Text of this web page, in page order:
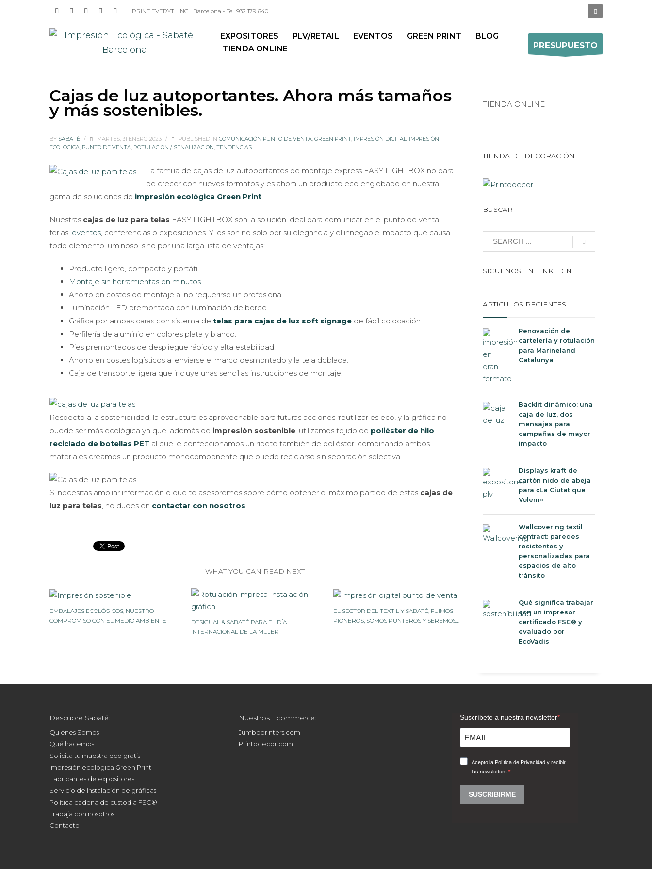
PRINT EVERYTHING | Barcelona - Tel. 932 179 640
EXPOSITORES PLV/RETAIL EVENTOS GREEN PRINT
BLOG
TIENDA ONLINE
PRESUPUESTO
Cajas de luz autoportantes. Ahora más tamaños
y más sostenibles.
BY SABATÉ / MARTES, 31 ENERO 2023 / PUBLISHED IN COMUNICACIÓN PUNTO DE VENTA, GREEN PRINT, IMPRESIÓN DIGITAL, IMPRESIÓN
ECOLÓGICA, PUNTO DE VENTA, ROTULACIÓN / SEÑALIZACIÓN, TENDENCIAS
La familia de cajas de luz autoportantes de montaje express EASY LIGHTBOX no para
de crecer con nuevos formatos y es ahora un producto eco englobado en nuestra
gama de soluciones de impresión ecológica Green Print.
Nuestras cajas de luz para telas EASY LIGHTBOX son la solución ideal para comunicar en el punto de venta,
ferias, eventos, conferencias o exposiciones. Y los son no solo por su elegancia y el innegable impacto que causa
todo elemento luminoso, sino por una larga lista de ventajas:
Producto ligero, compacto y portátil.
Montaje sin herramientas en minutos.
Ahorro en costes de montaje al no requerirse un profesional.
Iluminación LED premontada con iluminación de borde.
Gráfica por ambas caras con sistema de telas para cajas de luz soft signage de fácil colocación.
Perfilería de aluminio en colores plata y blanco.
Pies premontados de despliegue rápido y alta estabilidad.
Ahorro en costes logísticos al enviarse el marco desmontado y la tela doblada.
Caja de transporte ligera que incluye unas sencillas instrucciones de montaje.
Respecto a la sostenibilidad, la estructura es aprovechable para futuras acciones ¡reutilizar es eco! y la gráfica no
puede ser más ecológica ya que, además de impresión sostenible, utilizamos tejido de poliéster de hilo
reciclado de botellas PET al que le confeccionamos un ribete también de poliéster: combinando ambos
materiales creamos un producto monocomponente que puede reciclarse sin separación selectiva.
Si necesitas ampliar información o que te asesoremos sobre cómo obtener el máximo partido de estas cajas de
luz para telas, no dudes en contactar con nosotros.
WHAT YOU CAN READ NEXT
EMBALAJES ECOLÓGICOS, NUESTRO
COMPROMISO CON EL MEDIO AMBIENTE
DESIGUAL & SABATÉ PARA EL DÍA
INTERNACIONAL DE LA MUJER
EL SECTOR DEL TEXTIL Y SABATÉ, FUIMOS
PIONEROS, SOMOS PUNTEROS Y SEREMOS…
TIENDA ONLINE
TIENDA DE DECORACIÓN
BUSCAR
SÍGUENOS EN LINKEDIN
ARTICULOS RECIENTES
Renovación de
cartelería y rotulación
para Marineland
Catalunya
Backlit dinámico: una
caja de luz, dos
mensajes para
campañas de mayor
impacto
Displays kraft de
cartón nido de abeja
para «La Ciutat que
Volem»
Wallcovering textil
contract: paredes
resistentes y
personalizadas para
espacios de alto
tránsito
Qué significa trabajar
con un impresor
certificado FSC® y
evaluado por
EcoVadis
Descubre Sabaté:
Quiénes Somos
Qué hacemos
Solicita tu muestra eco gratis
Impresión ecológica Green Print
Fabricantes de expositores
Servicio de instalación de gráficas
Política cadena de custodia FSC®
Trabaja con nosotros
Contacto
Nuestros Ecommerce:
Jumboprinters.com
Printodecor.com